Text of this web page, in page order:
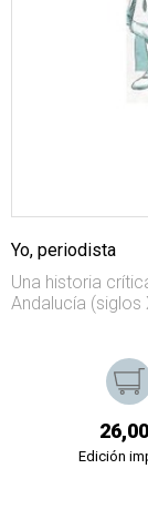
Yo, periodista
Una historia
Andalucía (siglos
Edición